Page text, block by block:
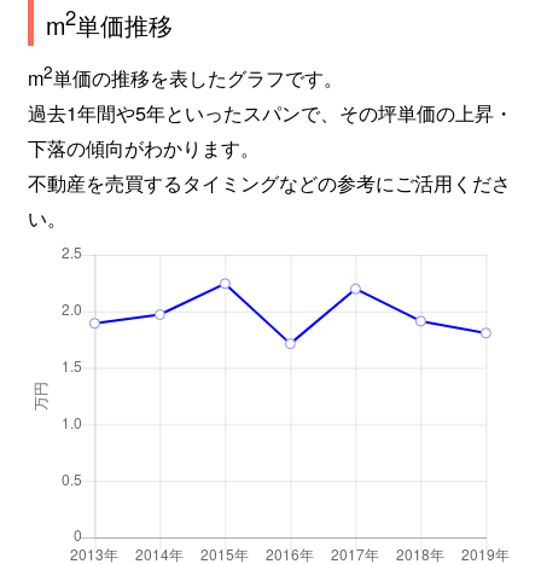
m2単価推移
m2単価の推移を表したグラフです。
過去1年間や5年といったスパンで、その坪単価の上昇・
下落の傾向がわかります。
不動産を売買するタイミングなどの参考にご活用くださ
い。